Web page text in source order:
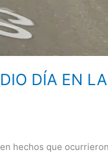
DÍA EN
hechos que